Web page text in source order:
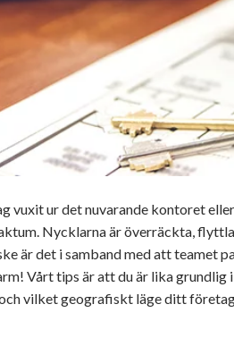
vuxit ur det nuvarande kontoret
Nycklarna är överräckta,
är det i samband med att teamet
Vårt tips är att du är lika
vilket geografiskt läge ditt företag